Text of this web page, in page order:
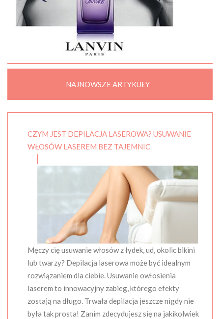
NAJNOWSZE ARTYKUŁY
CZYM JEST DEPILACJA LASEROWA? USUWANIE
WŁOSÓW LASEREM BEZ TAJEMNIC
Męczy cię usuwanie włosów z łydek, ud, okolic bikini
lub twarzy? Depilacja laserowa może być idealnym
rozwiązaniem dla ciebie. Usuwanie owłosienia
laserem to innowacyjny zabieg, którego efekty
zostają na długo. Trwała depilacja jeszcze nigdy nie
była tak prosta! Zanim zdecydujesz się na jakikolwiek